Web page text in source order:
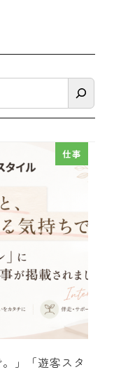
仕事
」「遊客スタ